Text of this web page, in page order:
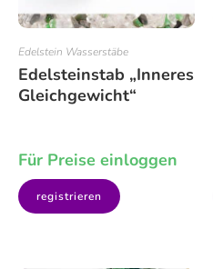
Edelstein Wasserstäbe
Edelsteinstab „Inneres
Gleichgewicht“
Für Preise einloggen
registrieren